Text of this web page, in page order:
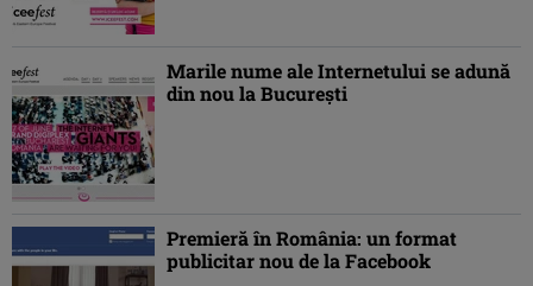
Marile nume ale Internetului se adună
din nou la Bucureşti
Premieră în România: un format
publicitar nou de la Facebook